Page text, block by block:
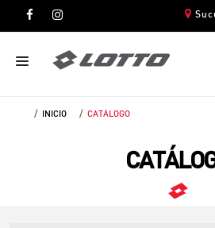
INICIO CATÁLOGO